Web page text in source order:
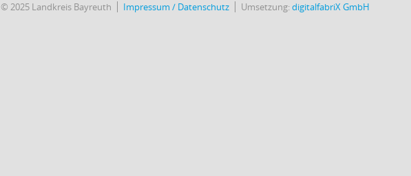
© 2025 Landkreis Bayreuth Impressum / Datenschutz Umsetzung:digitalfabriX GmbH